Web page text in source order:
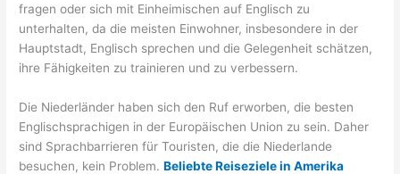
fragen oder sich mit Einheimischen auf Englisch zu
unterhalten, da die meisten Einwohner, insbesondere in der
Hauptstadt, Englisch sprechen und die Gelegenheit schätzen,
ihre Fähigkeiten zu trainieren und zu verbessern.
Die Niederländer haben sich den Ruf erworben, die besten
Englischsprachigen in der Europäischen Union zu sein. Daher
sind Sprachbarrieren für Touristen, die die Niederlande
besuchen, kein Problem.Beliebte Reiseziele in Amerika